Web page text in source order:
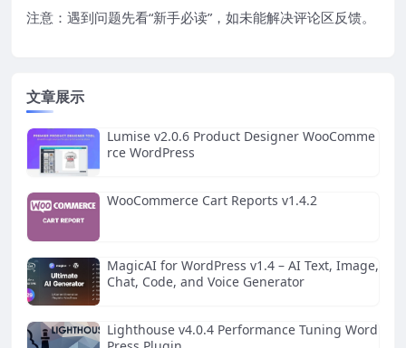
注意：遇到问题先看“新手必读”，如未能解决评论区反馈。
文章展示
Lumise v2.0.6 Product Designer WooComme
rce WordPress
WooCommerce Cart Reports v1.4.2
MagicAI for WordPress v1.4 – AI Text, Image,
Chat, Code, and Voice Generator
Lighthouse v4.0.4 Performance Tuning Word